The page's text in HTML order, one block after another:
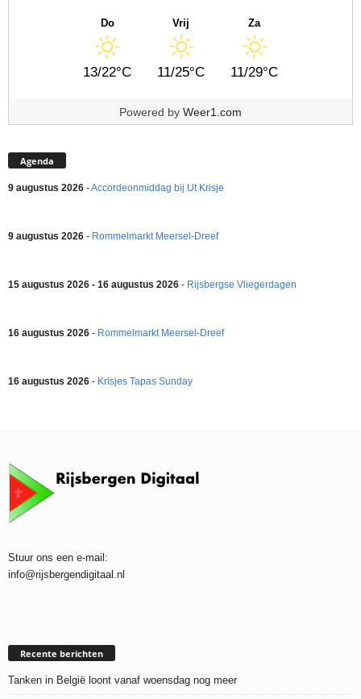
Do
13/22°C
Vrij
11/25°C
Za
11/29°C
Powered by Weer1.com
Agenda
9 augustus 2026 -Accordeonmiddag bij Ut Krisje
9 augustus 2026 - Rommelmarkt Meersel-Dreef
15 augustus 2026 - 16 augustus 2026 - Rijsbergse Vliegerdagen
16 augustus 2026 - Rommelmarkt Meersel-Dreef
16 augustus 2026 - Krisjes Tapas Sunday
Stuur ons een e-mail:
info@rijsbergendigitaal.nl
Recente berichten
Tanken in België loont vanaf woensdag nog meer